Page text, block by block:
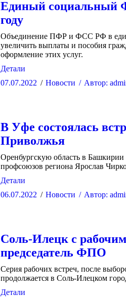
Единый социальный
году
Объединение ПФР и ФСС РФ в
увеличить выплаты и пособия
оформление этих услуг.
Детали
07.07.2022
Новости Автор:
В Уфе состоялась
Приволжья
Оренбургскую область в Башкирии
профсоюзов региона Ярослав
Детали
06.07.2022
Новости Автор:
Соль-Илецк с
председатель ФПО
Серия рабочих встреч, после
продолжается в Соль-Илецком
Детали